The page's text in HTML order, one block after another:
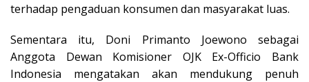
terhadap pengaduan konsumen dan masyarakat luas.
Sementara itu, Doni Primanto Joewono sebagai
Anggota Dewan Komisioner OJK Ex-Officio Bank
Indonesia mengatakan akan mendukung penuh